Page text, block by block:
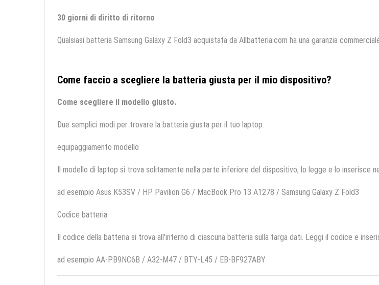
30 giorni di diritto di ritorno
Qualsiasi batteria Samsung Galaxy Z Fold3 acquistata da Allbatteria.com ha una garanzia
Come faccio a scegliere la batteria giusta per il mio dispositivo?
Come scegliere il modello giusto.
Due semplici modi per trovare la batteria giusta per il tuo laptop.
equipaggiamento modello
Il modello di laptop si trova solitamente nella parte inferiore del dispositivo, lo legge e lo inserisce
ad esempio Asus K53SV / HP Pavilion G6 / MacBook Pro 13 A1278 / Samsung Galaxy Z Fold3
Codice batteria
Il codice della batteria si trova all'interno di ciascuna batteria sulla targa dati. Leggi il codice e
ad esempio AA-PB9NC6B / A32-M47 / BTY-L45 / EB-BF927ABY